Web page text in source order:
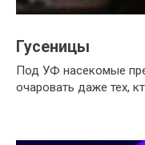
Гусеницы
Под УФ насекомые
очаровать даже тех,